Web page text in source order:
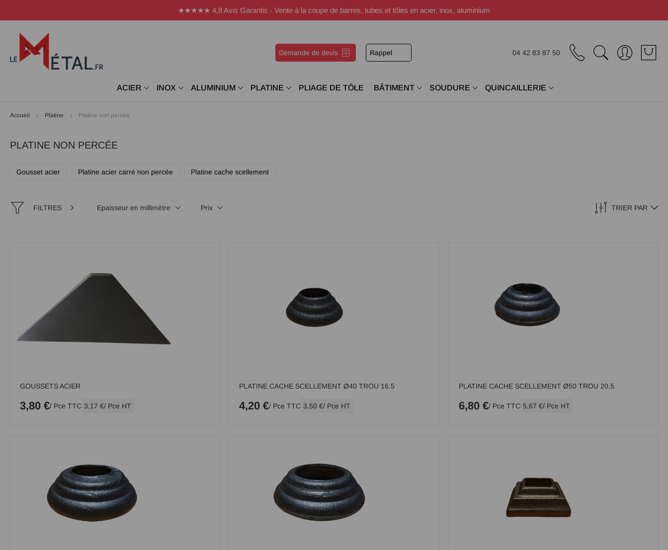
★★★★★ 4,8 Avis Garantis - Vente à la coupe de barres, tubes et tôles en acier, inox, aluminium
Demande de devis Rappel 04 42 83 87 50
ACIER INOX ALUMINIUM PLATINE PLIAGE DE TÔLE BÂTIMENT SOUDURE QUINCAILLERIE
Accueil Platine Platine non percée
PLATINE NON PERCÉE
Gousset acier Platine acier carré non percée Platine cache scellement
FILTRES Epaisseur en millimètre Prix TRIER PAR
GOUSSETS ACIER
3,80 €/ Pce TTC 3,17 €/ Pce HT
PLATINE CACHE SCELLEMENT Ø40 TROU 16.5
4,20 €/ Pce TTC 3,50 €/ Pce HT
PLATINE CACHE SCELLEMENT Ø50 TROU 20.5
6,80 €/ Pce TTC 5,67 €/ Pce HT